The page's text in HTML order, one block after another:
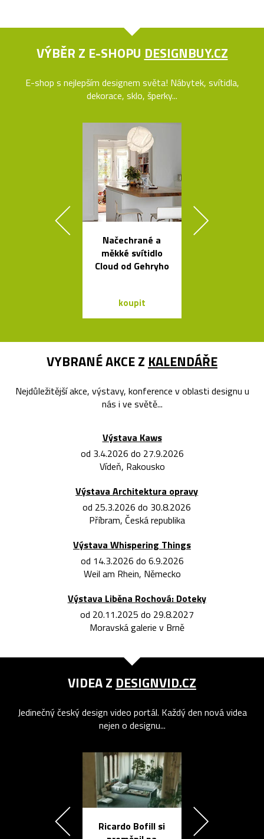
VÝBĚR Z E-SHOPU DESIGNBUY.CZ
E-shop s nejlepším designem světa! Nábytek, svítidla,
dekorace, sklo, šperky...
Načechrané a
měkké svítidlo
Cloud od Gehryho
koupit
VYBRANÉ AKCE Z KALENDÁŘE
Nejdůležitější akce, výstavy, konference v oblasti designu u
nás i ve světě...
Výstava Kaws
od 3.4.2026 do 27.9.2026
Vídeň, Rakousko
Výstava Architektura opravy
od 25.3.2026 do 30.8.2026
Příbram, Česká republika
Výstava Whispering Things
od 14.3.2026 do 6.9.2026
Weil am Rhein, Německo
Výstava Liběna Rochová: Doteky
od 20.11.2025 do 29.8.2027
Moravská galerie v Brně
VIDEA Z DESIGNVID.CZ
Jedinečný český design video portál. Každý den nová videa
nejen o designu...
Ricardo Bofill si